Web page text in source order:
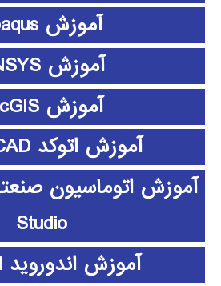
آموزش abaqus
آموزش ANSYS
آموزش ArcGIS
آموزش اتوکد AUTOCAD
Studio
آموزش اندوروید android